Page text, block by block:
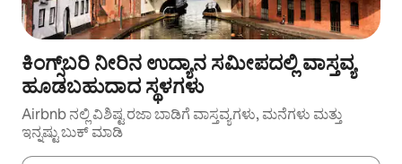
ಕಿಂಗ್ಸ್‌ಬರಿ ನೀರಿನ ಉದ್ಯಾನ ಸಮೀಪದಲ್ಲಿ ವಾಸ್ತವ್ಯ
ಹೂಡಬಹುದಾದ ಸ್ಥಳಗಳು
Airbnb ನಲ್ಲಿ ವಿಶಿಷ್ಟ ರಜಾ ಬಾಡಿಗೆ ವಾಸ್ತವ್ಯಗಳು, ಮನೆಗಳು ಮತ್ತು
ಇನ್ನಷ್ಟು ಬುಕ್ ಮಾಡಿ